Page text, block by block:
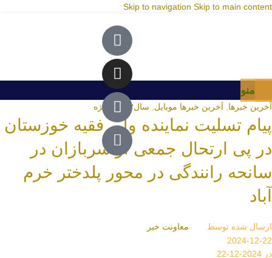
Skip to navigation Skip to main content
منو
آخرین خبرها آخرین خبرها موبایل سال۱۴۰۳ ویژه
پیام تسلیت نماینده ولی فقیه خوزستان
در پی ارتحال جمعی از سربازان در
سانحه رانندگی در محور پلدختر خرم
آباد
ارسال شده توسط
معاونت خبر
2024-12-22
در 2024-12-22